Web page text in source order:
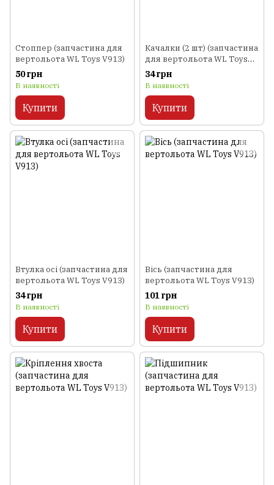
Стоппер (запчастина для
вертольота WL Toys V913)
50 грн
В наявності
Купити
Качалки (2 шт) (запчастина
для вертольота WL Toys
V913)
34 грн
В наявності
Купити
Втулка осі (запчастина для
вертольота WL Toys V913)
34 грн
В наявності
Купити
Вісь (запчастина для
вертольота WL Toys V913)
101 грн
В наявності
Купити